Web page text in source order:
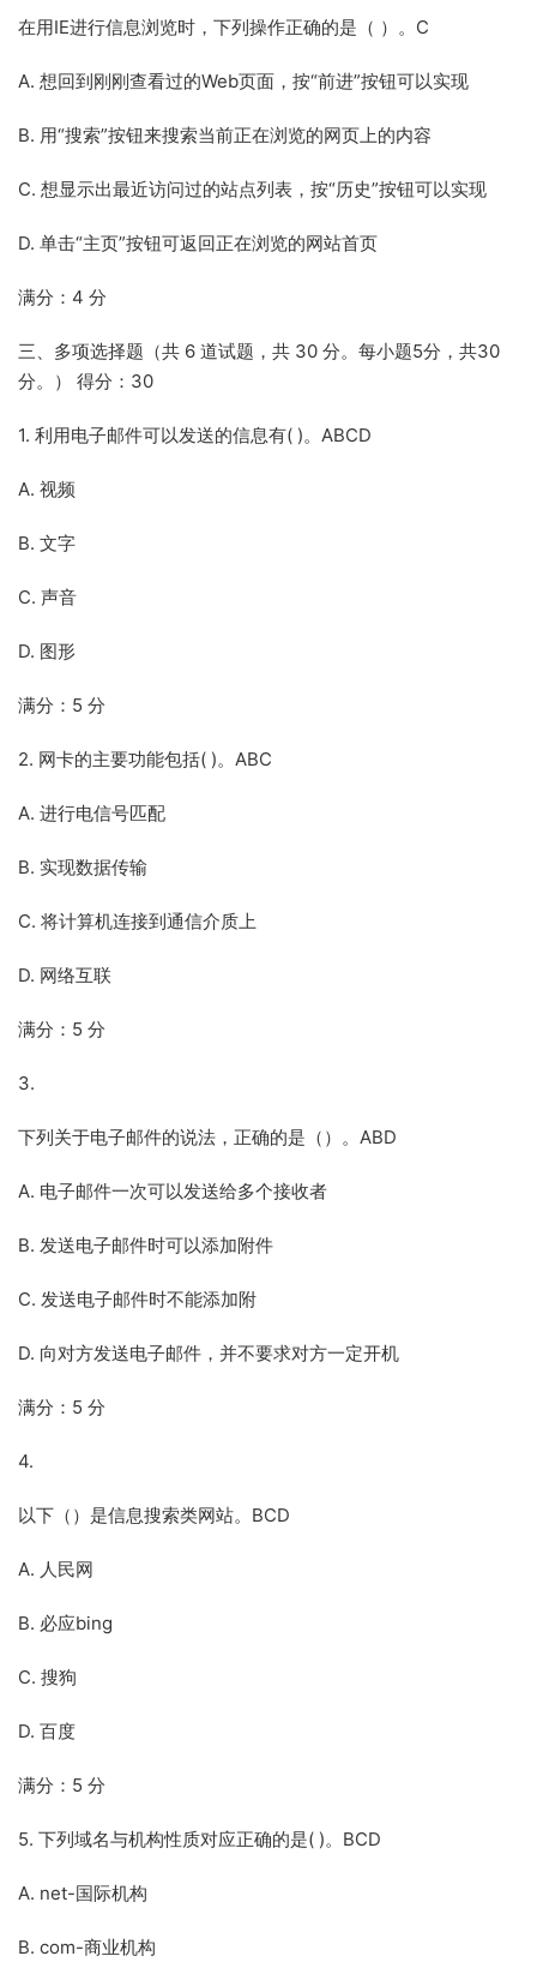
在用IE进行信息浏览时，下列操作正确的是（ ）。C
A. 想回到刚刚查看过的Web页面，按“前进”按钮可以实现
B. 用“搜索”按钮来搜索当前正在浏览的网页上的内容
C. 想显示出最近访问过的站点列表，按“历史”按钮可以实现
D. 单击“主页”按钮可返回正在浏览的网站首页
满分：4 分
三、多项选择题（共 6 道试题，共 30 分。每小题5分，共30
分。） 得分：30
1. 利用电子邮件可以发送的信息有( )。ABCD
A. 视频
B. 文字
C. 声音
D. 图形
满分：5 分
2. 网卡的主要功能包括( )。ABC
A. 进行电信号匹配
B. 实现数据传输
C. 将计算机连接到通信介质上
D. 网络互联
满分：5 分
3.
下列关于电子邮件的说法，正确的是（）。ABD
A. 电子邮件一次可以发送给多个接收者
B. 发送电子邮件时可以添加附件
C. 发送电子邮件时不能添加附
D. 向对方发送电子邮件，并不要求对方一定开机
满分：5 分
4.
以下（）是信息搜索类网站。BCD
A. 人民网
B. 必应bing
C. 搜狗
D. 百度
满分：5 分
5. 下列域名与机构性质对应正确的是( )。BCD
A. net-国际机构
B. com-商业机构